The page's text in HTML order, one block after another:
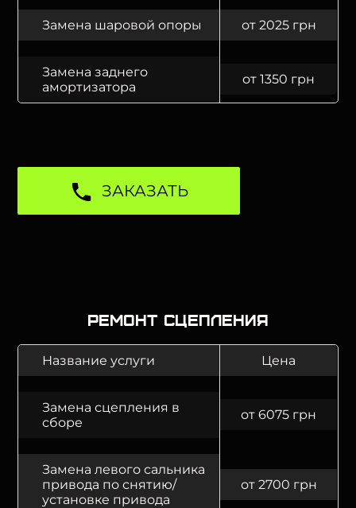
Замена шаровой опоры от 2025 грн
Замена заднего
амортизатора
от 1350 грн
ЗАКАЗАТЬ
Ремонт сцепления
Название услуги Цена
Замена сцепления в
сборе
от 6075 грн
Замена левого сальника
привода по снятию/
установке привода
от 2700 грн